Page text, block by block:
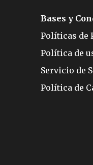
Bases y
Políticas de
Política de
Servicio de
Política de